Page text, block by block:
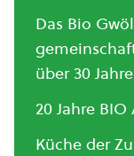
Das Bio
über 30
20 Jahre
Küche der